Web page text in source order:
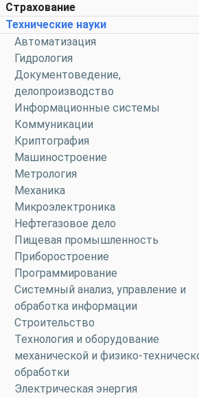
Страхование
Технические науки
Автоматизация
Гидрология
Документоведение,
делопроизводство
Информационные системы
Коммуникации
Криптография
Машиностроение
Метрология
Механика
Микроэлектроника
Нефтегазовое дело
Пищевая промышленность
Приборостроение
Программирование
Системный анализ, управление и
обработка информации
Строительство
Технология и оборудование
механической и физико-
обработки
Электрическая энергия